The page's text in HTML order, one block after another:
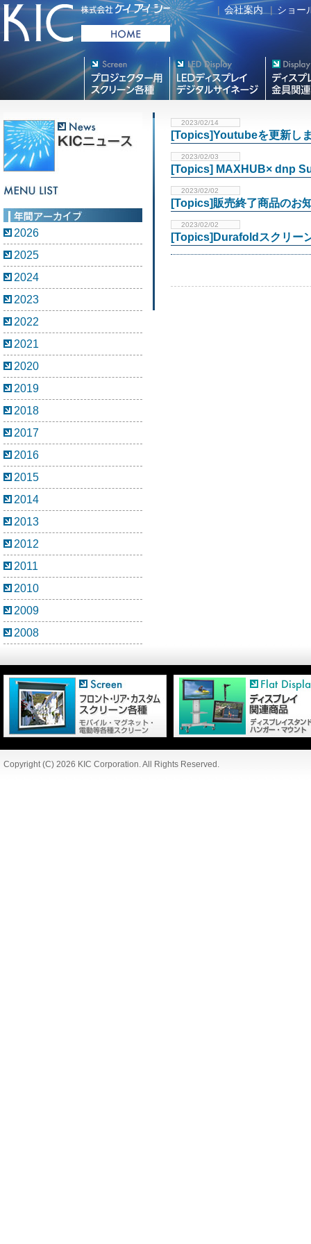
| 会社案内 | ショー
2026
2025
2024
2023
2022
2021
2020
2019
2018
2017
2016
2015
2014
2013
2012
2011
2010
2009
2008
2023/02/14
[Topics]Youtubeを更新し
2023/02/03
[Topics] MAXHUB× dnp
2023/02/02
[Topics]販売終了商品のお
2023/02/02
[Topics]Durafoldスクリー
Copyright (C) 2026 KIC Corporation. All Rights Reserved.